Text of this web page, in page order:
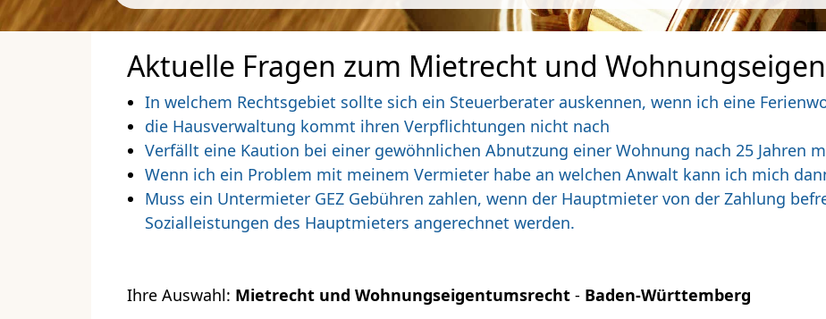
Aktuelle Fragen zum Mietrecht und
In welchem Rechtsgebiet sollte sich ein Steuerberater auskennen, wenn ich eine
die Hausverwaltung kommt ihren Verpflichtungen nicht nach
Verfällt eine Kaution bei einer gewöhnlichen Abnutzung einer Wohnung nach 25 Jahren
Wenn ich ein Problem mit meinem Vermieter habe an welchen Anwalt kann ich mich
Muss ein Untermieter GEZ Gebühren zahlen, wenn der Hauptmieter von der Zahlung
Sozialleistungen des Hauptmieters angerechnet werden.
Ihre Auswahl: Mietrecht und Wohnungseigentumsrecht - Baden-Württemberg